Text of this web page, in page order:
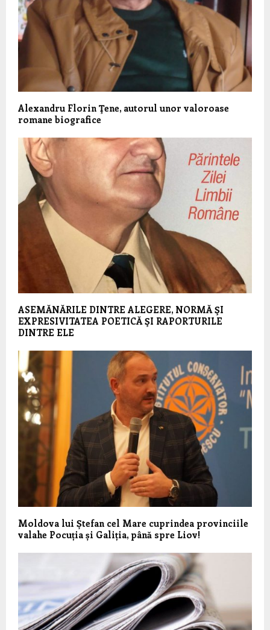
Alexandru Florin Ţene, autorul unor valoroase
romane biografice
ASEMĂNĂRILE DINTRE ALEGERE, NORMĂ ŞI
EXPRESIVITATEA POETICĂ ŞI RAPORTURILE
DINTRE ELE
Moldova lui Ștefan cel Mare cuprindea provinciile
valahe Pocuția și Galiția, până spre Liov!